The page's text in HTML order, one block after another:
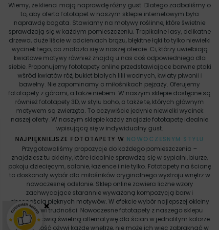
Wiemy, że klienci mają naprawdę różny gust. Dlatego zadbaliśmy o
to, aby oferta fototapet w naszym sklepie internetowym była
naprawdę bogata. Stawiamy na motywy roślinne, które świetnie
sprawdzają się w każdym pomieszczeniu. Tropikalne lasy, delikatne
drzewa, duże liście w odcieniach brązu, błękitne łąki to tylko niewielki
wycinek tego, co znalazło się w naszej ofercie. Ci, którzy uwielbiają
kwiatowe motywy również znajdą u nas coś odpowiedniego dla
siebie. Proponujemy fototapety online przedstawiające barwne ptaki
wśród kwiatów róż, bukiet białych lilii wodnych, kwiaty piwonii i
bawełny. Nie zapominamy o miłośnikach pejzaży. Oferujemy
fototapety z górami, a także niebem. W naszym sklepie dostępne są
również fototapety 3D, w stylu boho, a także te, których głównym
motywem są zwierzęta. To oczywiście jedynie niewielki wycinek
naszej oferty. W naszym sklepie każdy znajdzie fototapetę idealnie
wpisującą się w indywidualny gust.
NAJPIĘKNIEJSZE FOTOTAPETY W NOWOCZESNYM STYLU
Przygotowaliśmy propozycje do każdego pomieszczenia –
znajdziesz tu okleiny, które idealnie sprawdzą się w sypialni, biurze,
pokoju dziecięcym, salonie, łazience i nie tylko. Fototapety na ścianę
to doskonały wybór dla miłośników oryginalnego wystroju wnętrz w
nowoczesnej odsłonie. Sklep online zawiera liczne wzory
zachwycające starannie wyważoną kompozycją barw i
obecnością pięknych motywów. W efekcie wybór najlepszej okleiny
nie sprawi trudności. Nowoczesne fototapety z naszego sklepu
online stanowią świetną alternatywę dla ścian w jednolitym kolorze.
Ich obecność ożywi każde wnętrze, nie może ich więc zabraknąć w
×